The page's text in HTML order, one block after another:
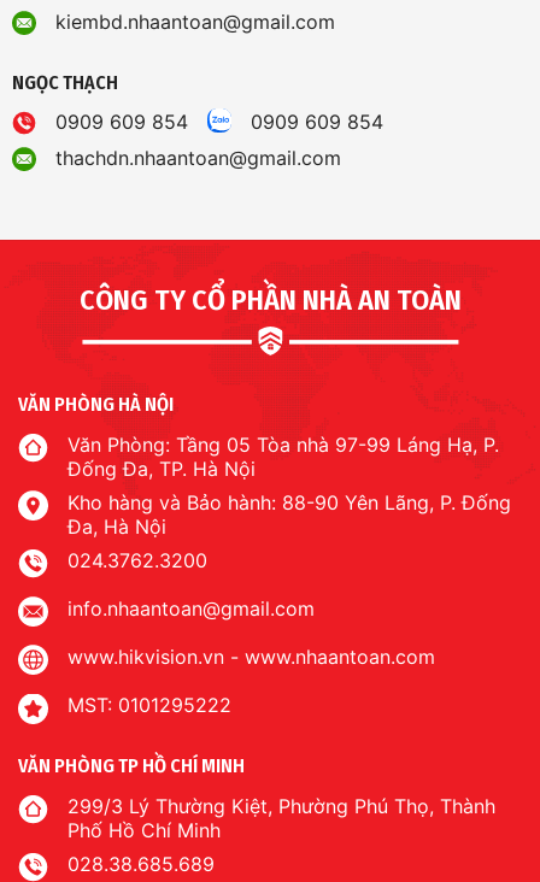
kiembd.nhaantoan@gmail.com
NGỌC THẠCH
0909 609 854
0909 609 854
thachdn.nhaantoan@gmail.com
CÔNG TY CỔ PHẦN NHÀ AN TOÀN
VĂN PHÒNG HÀ NỘI
Văn Phòng: Tầng 05 Tòa nhà 97-99 Láng Hạ, P.
Đống Đa, TP. Hà Nội
Kho hàng và Bảo hành: 88-90 Yên Lãng, P. Đống
Đa, Hà Nội
024.3762.3200
info.nhaantoan@gmail.com
www.hikvision.vn - www.nhaantoan.com
MST: 0101295222
VĂN PHÒNG TP HỒ CHÍ MINH
299/3 Lý Thường Kiệt, Phường Phú Thọ, Thành
Phố Hồ Chí Minh
028.38.685.689